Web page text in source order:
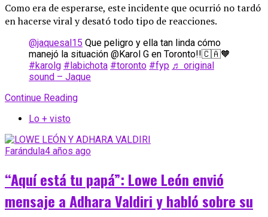
Como era de esperarse, este incidente que ocurrió no tardó
en hacerse viral y desató todo tipo de reacciones.
@jaquesal15 Que peligro y ella tan linda cómo
manejó la situación @Karol G en Toronto!!🇨🇦🧡
#karolg #labichota #toronto #fyp ♬ original
sound – Jaque
Continue Reading
Lo + visto
Farándula4 años ago
“Aquí está tu papá”: Lowe León envió
mensaje a Adhara Valdiri y habló sobre su